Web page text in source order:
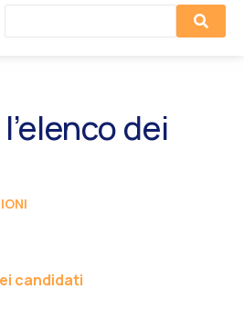
dei
candidati